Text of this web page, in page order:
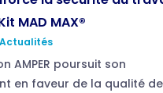
MAD MAX®
Actualités
AMPER poursuit son
en faveur de la qualité